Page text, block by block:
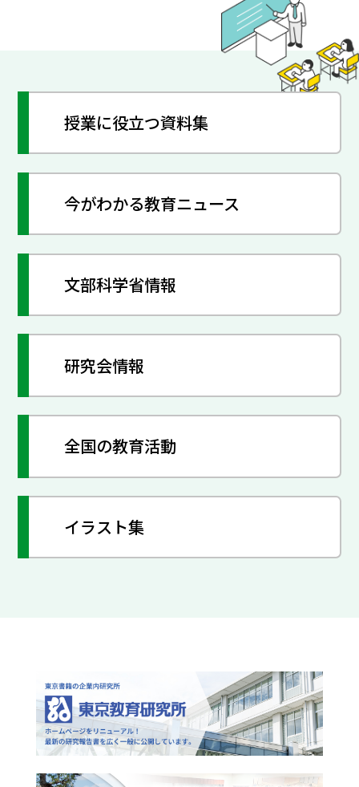
授業に役立つ資料集
今がわかる教育ニュース
文部科学省情報
研究会情報
全国の教育活動
イラスト集